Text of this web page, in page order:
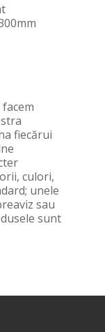
facem
fiecărui
culori,
unele
sau
sunt